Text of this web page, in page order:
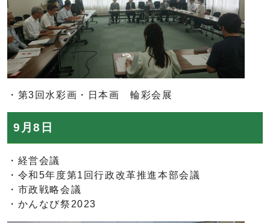
・第3回水彩画・日本画 輪彩会展
9月8日
・経営会議
・令和5年度第1回行政改革推進本部会議
・市政戦略会議
・かんなび祭2023